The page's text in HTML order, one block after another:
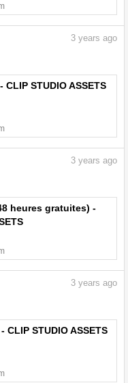
3 years ago
STUDIO ASSETS
3 years ago
heures gratuites) -
3 years ago
CLIP STUDIO ASSETS